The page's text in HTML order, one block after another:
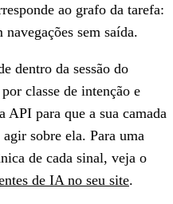
ao grafo da tarefa:
sem saída.
dentro da sessão do
classe de intenção e
para que a sua camada
sobre ela. Para uma
de cada sinal, veja o
de IA no seu site.